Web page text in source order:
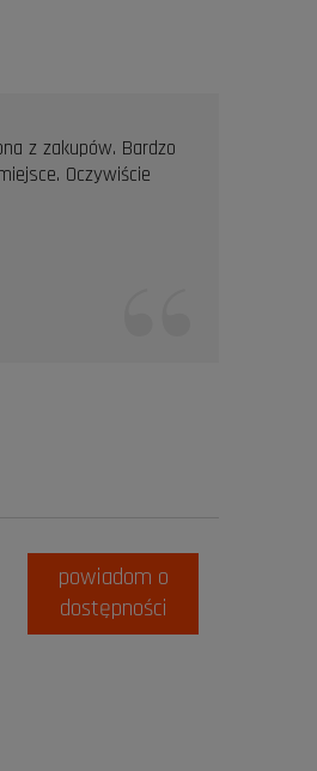
z zakupów. Bardzo
Oczywiście
powiadom o
dostępności